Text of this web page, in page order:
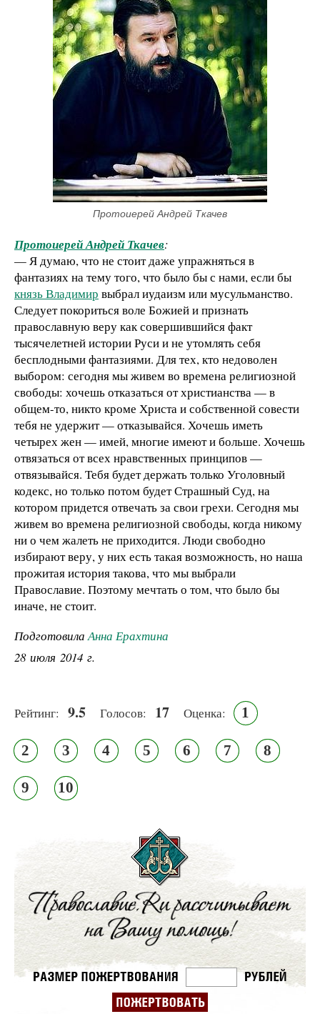
Протоиерей Андрей Ткачев
Протоиерей Андрей Ткачев:
— Я думаю, что не стоит даже упражняться в
фантазиях на тему того, что было бы с нами, если бы
князь Владимир выбрал иудаизм или мусульманство.
Следует покориться воле Божией и признать
православную веру как совершившийся факт
тысячелетней истории Руси и не утомлять себя
бесплодными фантазиями. Для тех, кто недоволен
выбором: сегодня мы живем во времена религиозной
свободы: хочешь отказаться от христианства — в
общем-то, никто кроме Христа и собственной совести
тебя не удержит — отказывайся. Хочешь иметь
четырех жен — имей, многие имеют и больше. Хочешь
отвязаться от всех нравственных принципов —
отвязывайся. Тебя будет держать только Уголовный
кодекс, но только потом будет Страшный Суд, на
котором придется отвечать за свои грехи. Сегодня мы
живем во времена религиозной свободы, когда никому
ни о чем жалеть не приходится. Люди свободно
избирают веру, у них есть такая возможность, но наша
прожитая история такова, что мы выбрали
Православие. Поэтому мечтать о том, что было бы
иначе, не стоит.
ПодготовилаАнна Ерахтина
28 июля 2014 г.
Рейтинг: 9.5 Голосов: 17 Оценка: 1
2 3 4 5 6 7 8
9 10